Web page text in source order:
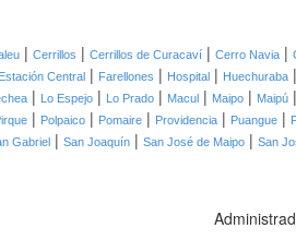
| Cerrillos | Cerrillos de Curacaví | Cerro Navia |
Estación Central | Farellones | Hospital | Huechuraba |
| Lo Espejo | Lo Prado | Macul | Maipo | Maipú |
| Polpaico | Pomaire | Providencia | Puangue |
Gabriel | San Joaquín | San José de Maipo | San